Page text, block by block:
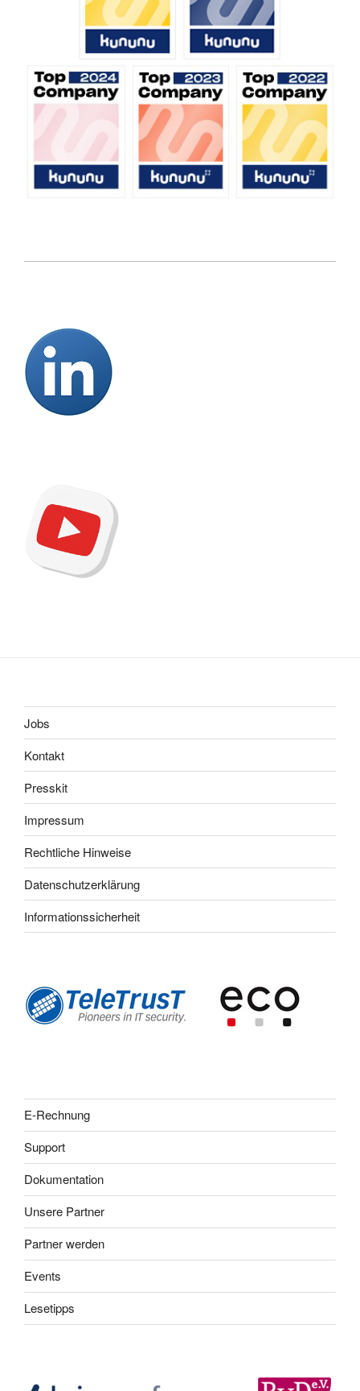
Jobs
Kontakt
Presskit
Impressum
Rechtliche Hinweise
Datenschutzerklärung
Informationssicherheit
E-Rechnung
Support
Dokumentation
Unsere Partner
Partner werden
Events
Lesetipps